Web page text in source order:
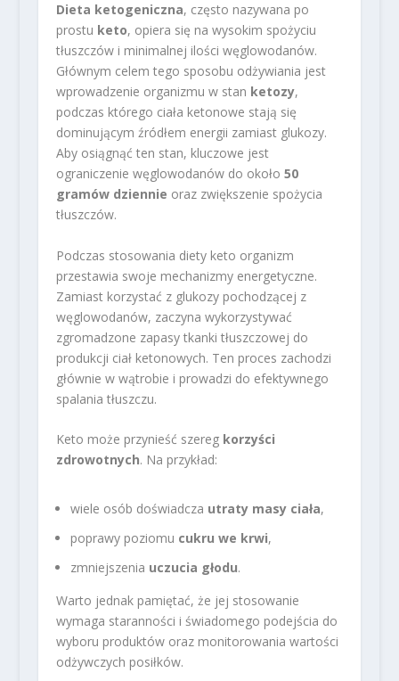
Dieta ketogeniczna, często nazywana po
prostu keto, opiera się na wysokim spożyciu
tłuszczów i minimalnej ilości węglowodanów.
Głównym celem tego sposobu odżywiania jest
wprowadzenie organizmu w stan ketozy,
podczas którego ciała ketonowe stają się
dominującym źródłem energii zamiast glukozy.
Aby osiągnąć ten stan, kluczowe jest
ograniczenie węglowodanów do około 50
gramów dziennie oraz zwiększenie spożycia
tłuszczów.
Podczas stosowania diety keto organizm
przestawia swoje mechanizmy energetyczne.
Zamiast korzystać z glukozy pochodzącej z
węglowodanów, zaczyna wykorzystywać
zgromadzone zapasy tkanki tłuszczowej do
produkcji ciał ketonowych. Ten proces zachodzi
głównie w wątrobie i prowadzi do efektywnego
spalania tłuszczu.
Keto może przynieść szereg korzyści
zdrowotnych. Na przykład:
wiele osób doświadcza utraty masy ciała,
poprawy poziomu cukru we krwi,
zmniejszenia uczucia głodu.
Warto jednak pamiętać, że jej stosowanie
wymaga staranności i świadomego podejścia do
wyboru produktów oraz monitorowania wartości
odżywczych posiłków.